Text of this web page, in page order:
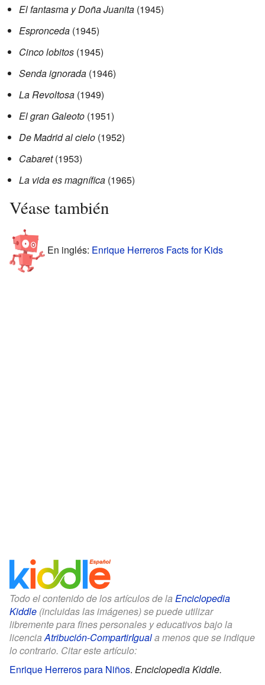
El fantasma y Doña Juanita (1945)
Espronceda (1945)
Cinco lobitos (1945)
Senda ignorada (1946)
La Revoltosa (1949)
El gran Galeoto (1951)
De Madrid al cielo (1952)
Cabaret(1953)
La vida es magnífica (1965)
Véase también
En inglés: Enrique Herreros Facts for Kids
Todo el contenido de los artículos de la Enciclopedia
Kiddle (incluidas las imágenes) se puede utilizar
libremente para fines personales y educativos bajo la
licenciaAtribución-CompartirIguala menos que se indique
lo contrario. Citar este artículo:
Enrique Herreros para Niños. Enciclopedia Kiddle.